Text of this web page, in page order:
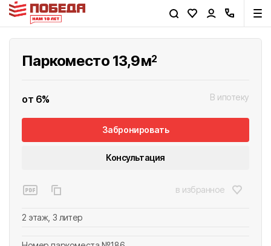
Паркоместо 13,9м2
В ипотеку
от 6%
Забронировать
Консультация
в избранное
2 этаж, 3 литер